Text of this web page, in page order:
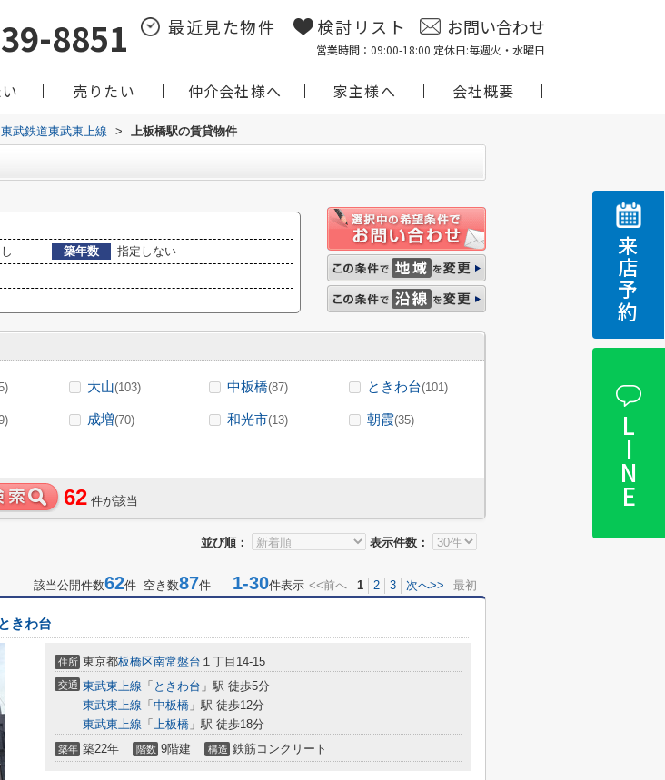
8851 最近見た物件 検討リスト お問い合わせ
営業時間：09:00-18:00 定休日:毎週火・水曜日
売りたい 仲介会社様へ 家主様へ 会社概要
来店予約
LINE
東武鉄道東武東上線 > 上板橋駅の賃貸物件
築年数
指定しない
大山(103) 中板橋(87) ときわ台(101)
成増(70) 和光市(13) 朝霞(35)
62 件が該当
並び順： 表示件数：
該当公開件数62件 空き数87件 1-30件表示 <<前へ 1 2 3 次へ>> 最初
きわ台
住所 東京都板橋区南常盤台 １丁目14-15
交通 東武東上線 「 ときわ台 」駅 徒歩5分
東武東上線 「 中板橋 」駅 徒歩12分
東武東上線 「 上板橋 」駅 徒歩18分
築年 築22年 階数 9階建 構造 鉄筋コンクリート